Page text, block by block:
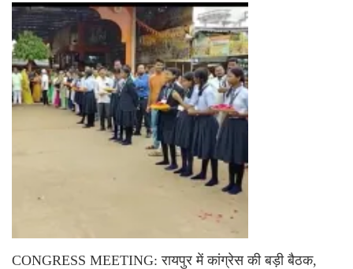
CONGRESS MEETING: रायपुर में कांग्रेस की बड़ी बैठक,